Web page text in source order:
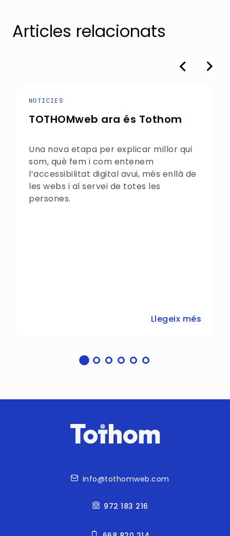
Articles relacionats
NOTICIES
TOTHOMweb ara és Tothom
Una nova etapa per explicar millor qui
som, què fem i com entenem
l’accessibilitat digital avui, més enllà de
les webs i al servei de totes les
persones.
Llegeix més
info@tothomweb.com
972 183 216